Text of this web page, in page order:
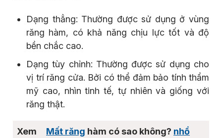
Dạng thẳng: Thường được sử dụng ở vùng
răng hàm, có khả năng chịu lực tốt và độ
bền chắc cao.
Dạng tùy chỉnh: Thường được sử dụng cho
vị trí răng cửa. Bởi có thể đảm bảo tính thẩm
mỹ cao, nhìn tinh tế, tự nhiên và giống với
răng thật.
Mất răng hàm có sao không? nhổ